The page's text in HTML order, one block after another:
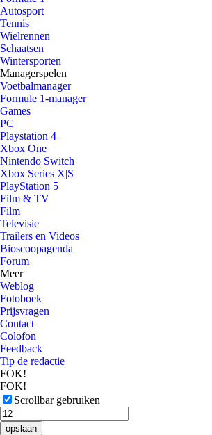
Autosport
Tennis
Wielrennen
Schaatsen
Wintersporten
Managerspelen
Voetbalmanager
Formule 1-manager
Games
PC
Playstation 4
Xbox One
Nintendo Switch
Xbox Series X|S
PlayStation 5
Film & TV
Film
Televisie
Trailers en Videos
Bioscoopagenda
Forum
Meer
Weblog
Fotoboek
Prijsvragen
Contact
Colofon
Feedback
Tip de redactie
FOK!
FOK!
Scrollbar gebruiken
opslaan